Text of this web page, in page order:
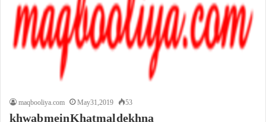
maqbooliya.com May 31, 2019 53